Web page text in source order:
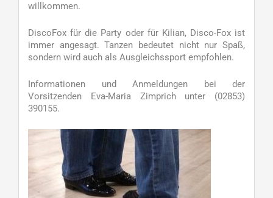
willkommen.
DiscoFox für die Party oder für Kilian, Disco-Fox ist
immer angesagt. Tanzen bedeutet nicht nur Spaß,
sondern wird auch als Ausgleichssport empfohlen.
Informationen und Anmeldungen bei der
Vorsitzenden Eva-Maria Zimprich unter (02853)
390155.